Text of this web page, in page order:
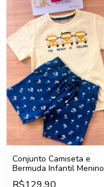
Conjunto Camiseta e
Bermuda Infantil Menino
Milon 2001790